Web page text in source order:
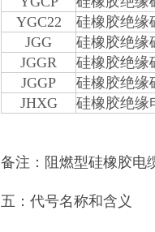
YGC22
硅橡胶绝缘
JGG
硅橡胶绝缘
JGGR
硅橡胶绝缘
JGGP
硅橡胶绝缘
JHXG
硅橡胶绝缘
备注：阻燃型硅橡胶电
五：代号名称和含义